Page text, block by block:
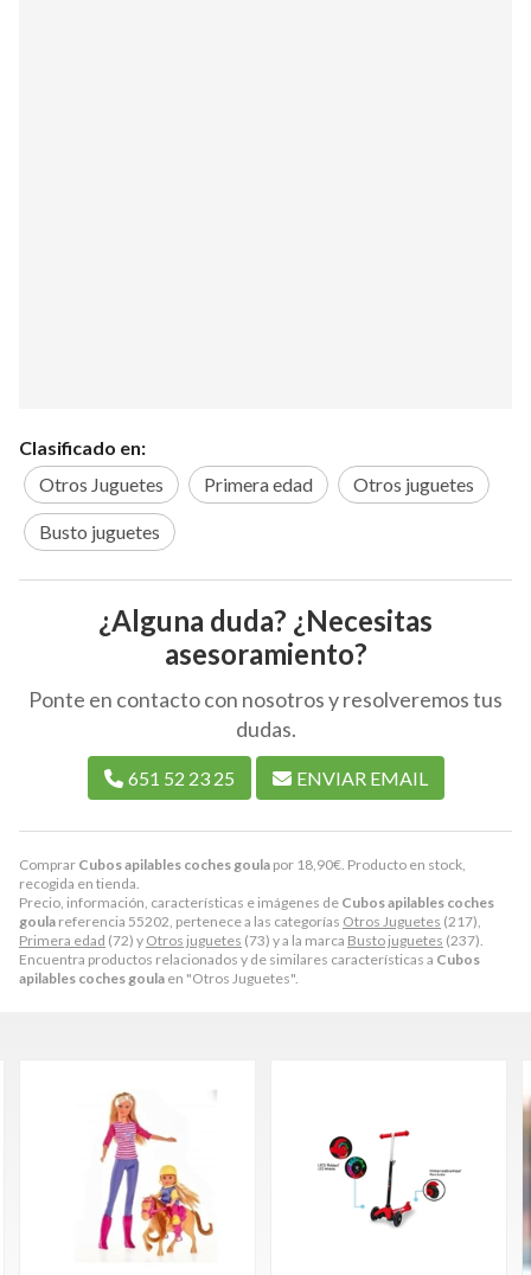
Comprar Cubos apilables coches goula por 18,90€ . Producto en stock,
recogida en tienda.
Precio, información, características e imágenes de Cubos apilables coches
goula referencia 55202, pertenece a las categorías Otros Juguetes (217),
Primera edad (72) y Otros juguetes (73) y a la marca Busto juguetes (237).
Encuentra productos relacionados y de similares características a Cubos
apilables coches goula en "Otros Juguetes".
Clasificado en:
Otros Juguetes
Primera edad Otros juguetes
Busto juguetes
¿Alguna duda? ¿Necesitas
asesoramiento?
Ponte en contacto con nosotros y resolveremos tus
dudas.
651 52 23 25 ENVIAR EMAIL